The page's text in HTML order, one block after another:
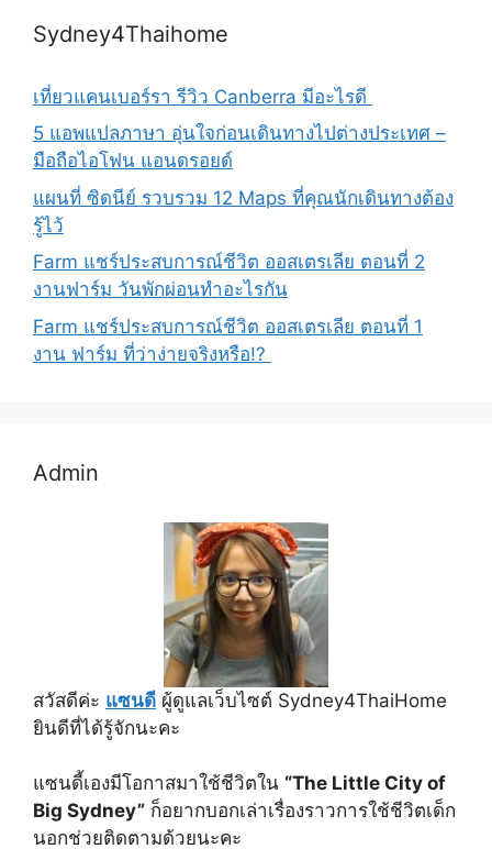
Sydney4Thaihome
เที่ยวแคนเบอร์รา รีวิว Canberra มีอะไรดี
5 แอพแปลภาษา อุ่นใจก่อนเดินทางไปต่างประเทศ –
มือถือไอโฟน แอนดรอยด์
แผนที่ ซิดนีย์ รวบรวม 12 Maps ที่คุณนักเดินทางต้อง
รู้ไว้
Farm แชร์ประสบการณ์ชีวิต ออสเตรเลีย ตอนที่ 2
งานฟาร์ม วันพักผ่อนทำอะไรกัน
Farm แชร์ประสบการณ์ชีวิต ออสเตรเลีย ตอนที่ 1
งาน ฟาร์ม ที่ว่าง่ายจริงหรือ!?
Admin
สวัสดีค่ะ แซนดี ผู้ดูแลเว็บไซต์ Sydney4ThaiHome
ยินดีที่ได้รู้จักนะคะ
แซนดี้เองมีโอกาสมาใช้ชีวิตใน “The Little City of
Big Sydney” ก็อยากบอกเล่าเรื่องราวการใช้ชีวิตเด็ก
นอกช่วยติดตามด้วยนะคะ